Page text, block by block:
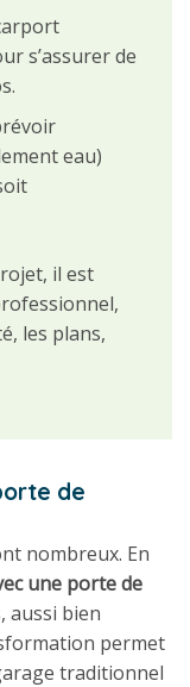
s’assurer de
eau)
il est
les plans,
de
nombreux. En
une porte de
aussi bien
permet
traditionnel